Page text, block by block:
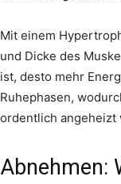
Mit einem
und Dicke des
ist, desto mehr
Ruhephasen,
ordentlich angeheizt
Abnehmen: